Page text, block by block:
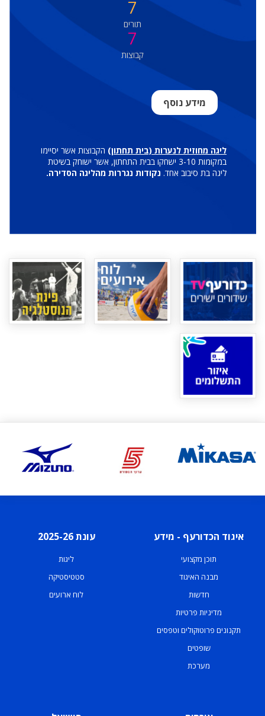
7
תורים
7
קבוצות
מידע נוסף
ליגה מחוזית לנערות (בית תחתון) הקבוצות אשר יסיימו
במקומות 3-10 ישחקו בבית התחתון, אשר ישוחק בשיטת
ליגה בת סיבוב אחד. נקודות נגררות מהליגה הסדירה.
איגוד הכדורעף - מידע
תוכן מקצועי
מבנה האיגוד
חדשות
מדיניות פרטיות
תקנונים פרוטוקולים וטפסים
שופטים
מערכת
עונת 2025-26
ליגות
סטטיסטיקה
לוח ארועים